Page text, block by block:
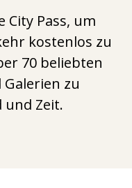
City Pass, um
kostenlos zu
70 beliebten
zu
und Zeit.